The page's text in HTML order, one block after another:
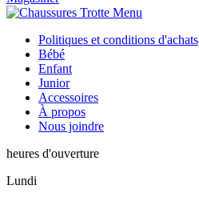
Politiques et conditions d'achats
Bébé
Enfant
Junior
Accessoires
À propos
Nous joindre
heures d'ouverture
Lundi